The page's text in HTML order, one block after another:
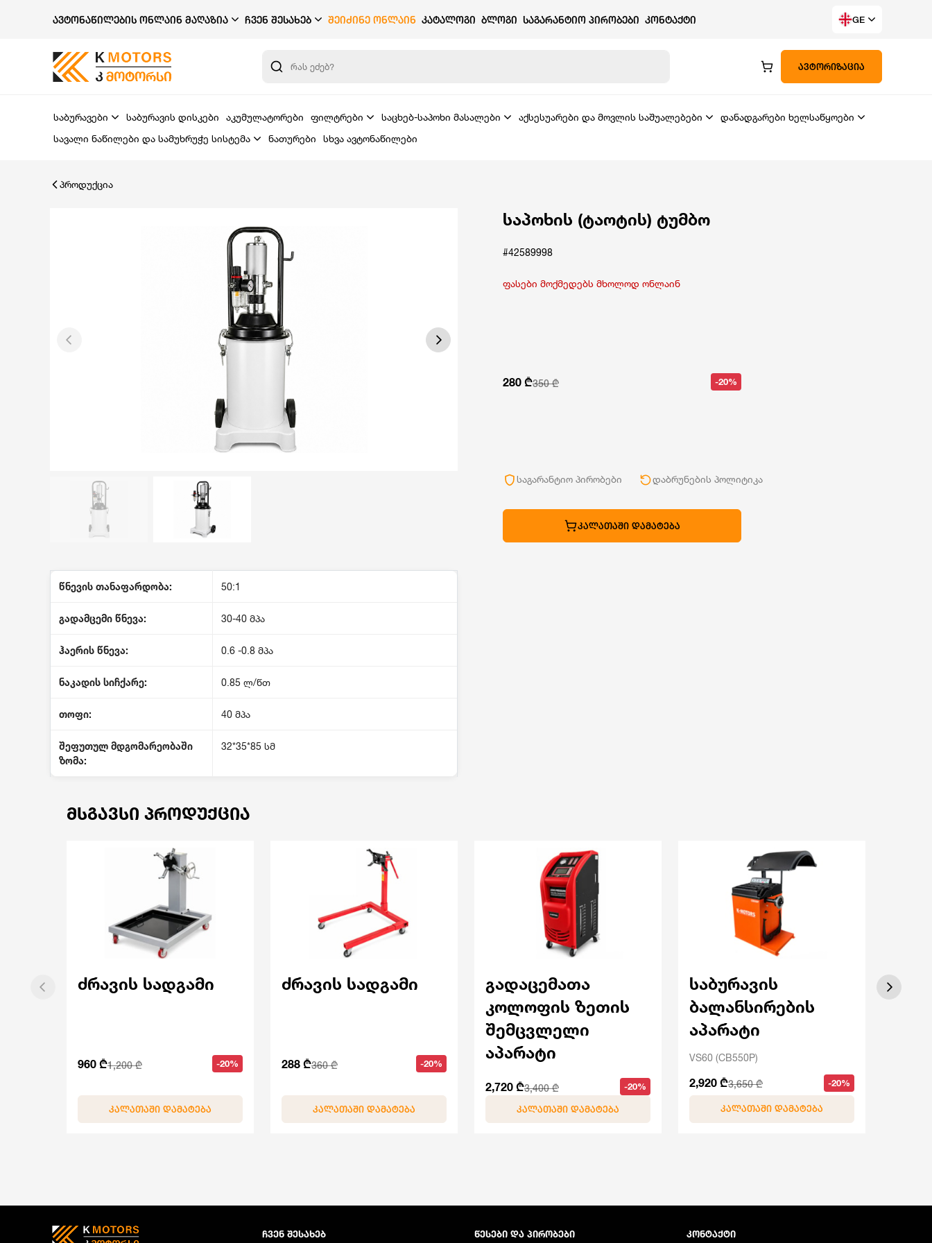
ᲐᲕᲢᲝᲜᲐᲬᲘᲚᲔᲑᲘᲡ ᲝᲜᲚᲐᲘᲜ ᲛᲐᲦᲐᲖᲘᲐ ᲩᲕᲔᲜ ᲨᲔᲡᲐᲮᲔᲑ ᲨᲔᲘᲫᲘᲜᲔ ᲝᲜᲚᲐᲘᲜ ᲙᲐᲢᲐᲚᲝᲒᲘ ᲑᲚᲝᲒᲘ ᲡᲐᲒᲐᲠᲐᲜᲢᲘᲝ ᲞᲘᲠᲝᲑᲔᲑᲘ ᲙᲝᲜᲢᲐᲥᲢᲘ GE
ᲐᲕᲢᲝᲠᲘᲖᲐᲪᲘᲐ
საბურავები საბურავის დისკები აკუმულატორები ფილტრები საცხებ-საპოხი მასალები აქსესუარები და მოვლის საშუალებები
დანადგარები ხელსაწყოები
სავალი ნაწილები და სამუხრუჭე სისტემა
ნათურები სხვა ავტონაწილები
პროდუქცია
საპოხის (ტაოტის) ტუმბო
#42589998
ფასები მოქმედებს მხოლოდ ონლაინ
280 ₾350 ₾ -20%
საგარანტიო პირობები დაბრუნების პოლიტიკა
ᲙᲐᲚᲐᲗᲐᲨᲘ ᲓᲐᲛᲐᲢᲔᲑᲐ
წნევის თანაფარდობა: 50:1
გადამცემი წნევა: 30-40 მპა
ჰაერის წნევა: 0.6 -0.8 მპა
ნაკადის სიჩქარე: 0.85 ლ/წთ
თოფი: 40 მპა
შეფუთულ მდგომარეობაში
ზომა:
32*35*85 სმ
ᲛᲡᲒᲐᲕᲡᲘ ᲞᲠᲝᲓᲣᲥᲪᲘᲐ
ძრავის სადგამი
960 ₾1,200 ₾ -20%
ᲙᲐᲚᲐᲗᲐᲨᲘ ᲓᲐᲛᲐᲢᲔᲑᲐ
ძრავის სადგამი
288 ₾360 ₾ -20%
ᲙᲐᲚᲐᲗᲐᲨᲘ ᲓᲐᲛᲐᲢᲔᲑᲐ
გადაცემათა
კოლოფის ზეთის
შემცვლელი
აპარატი
2,720 ₾3,400 ₾ -20%
ᲙᲐᲚᲐᲗᲐᲨᲘ ᲓᲐᲛᲐᲢᲔᲑᲐ
საბურავის
ბალანსირების
აპარატი
VS60 (CB550P)
2,920 ₾3,650 ₾ -20%
ᲙᲐᲚᲐᲗᲐᲨᲘ ᲓᲐᲛᲐᲢᲔᲑᲐ
ᲩᲕᲔᲜ ᲨᲔᲡᲐᲮᲔᲑ ᲬᲔᲡᲔᲑᲘ ᲓᲐ ᲞᲘᲠᲝᲑᲔᲑᲘ ᲙᲝᲜᲢᲐᲥᲢᲘ